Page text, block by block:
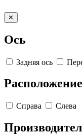
✕
Ось
Задняя ось
Расположение
Справа Слева